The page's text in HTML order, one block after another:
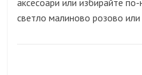
аксесоари или избирайте
светло малиново розово